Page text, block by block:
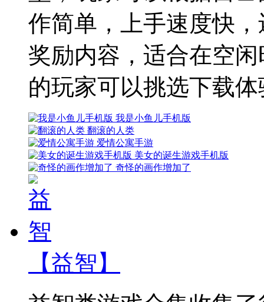
作简单，上手速度快
奖励内容，适合在空
的玩家可以挑选下载体
我是小鱼儿手机版
翻滚的人类
爱情公寓手游
美女的诞生游戏手机版
奇怪的画作增加了
【益智】